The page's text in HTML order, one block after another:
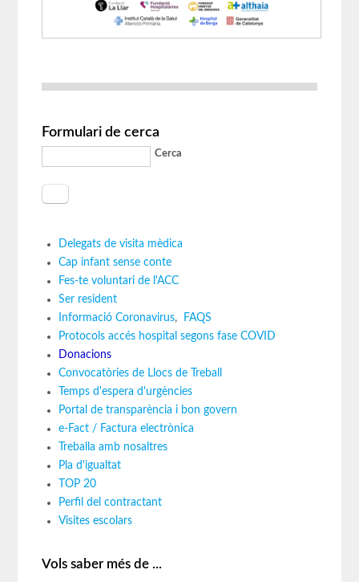
Formulari de cerca
Cerca
Delegats de visita mèdica
Cap infant sense conte
Fes-te voluntari de l'ACC
Ser resident
Informació Coronavirus,
FAQS
Protocols accés hospital segons fase COVID
Donacions
Convocatòries de Llocs de Treball
Temps d'espera d'urgències
Portal de transparència i bon govern
e-Fact / Factura electrònica
Treballa amb nosaltres
Pla d'igualtat
TOP 20
Perfil del contractant
Visites escolars
Vols saber més de ...